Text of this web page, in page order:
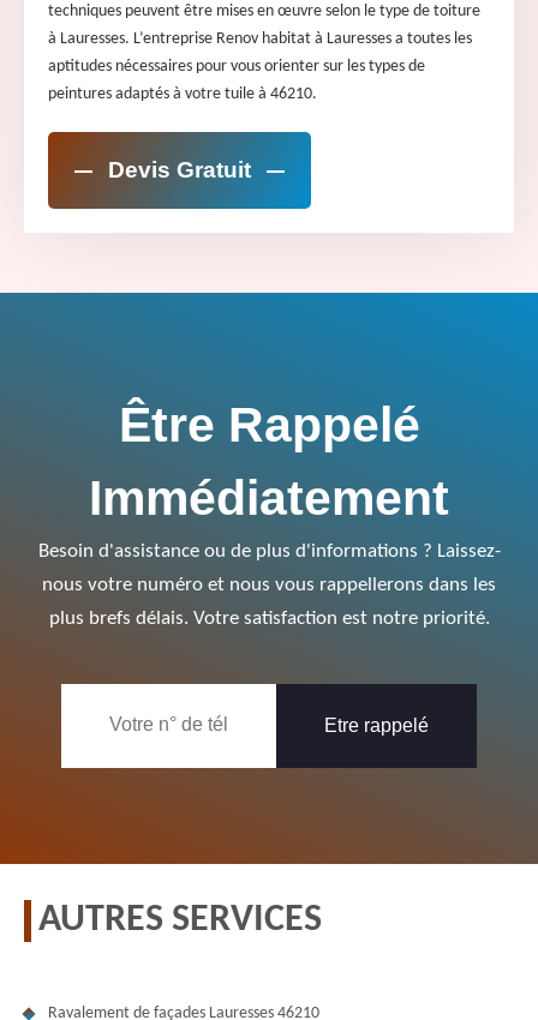
techniques peuvent être mises en œuvre selon le type de toiture
à Lauresses. L’entreprise Renov habitat à Lauresses a toutes les
aptitudes nécessaires pour vous orienter sur les types de
peintures adaptés à votre tuile à 46210.
Devis Gratuit
Être Rappelé
Immédiatement
Besoin d'assistance ou de plus d'informations ? Laissez-
nous votre numéro et nous vous rappellerons dans les
plus brefs délais. Votre satisfaction est notre priorité.
AUTRES SERVICES
Ravalement de façades Lauresses 46210